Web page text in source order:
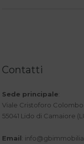
Contatti
Sede principale:
Viale Cristoforo Colombo
55041 Lido di Camaiore
Email: